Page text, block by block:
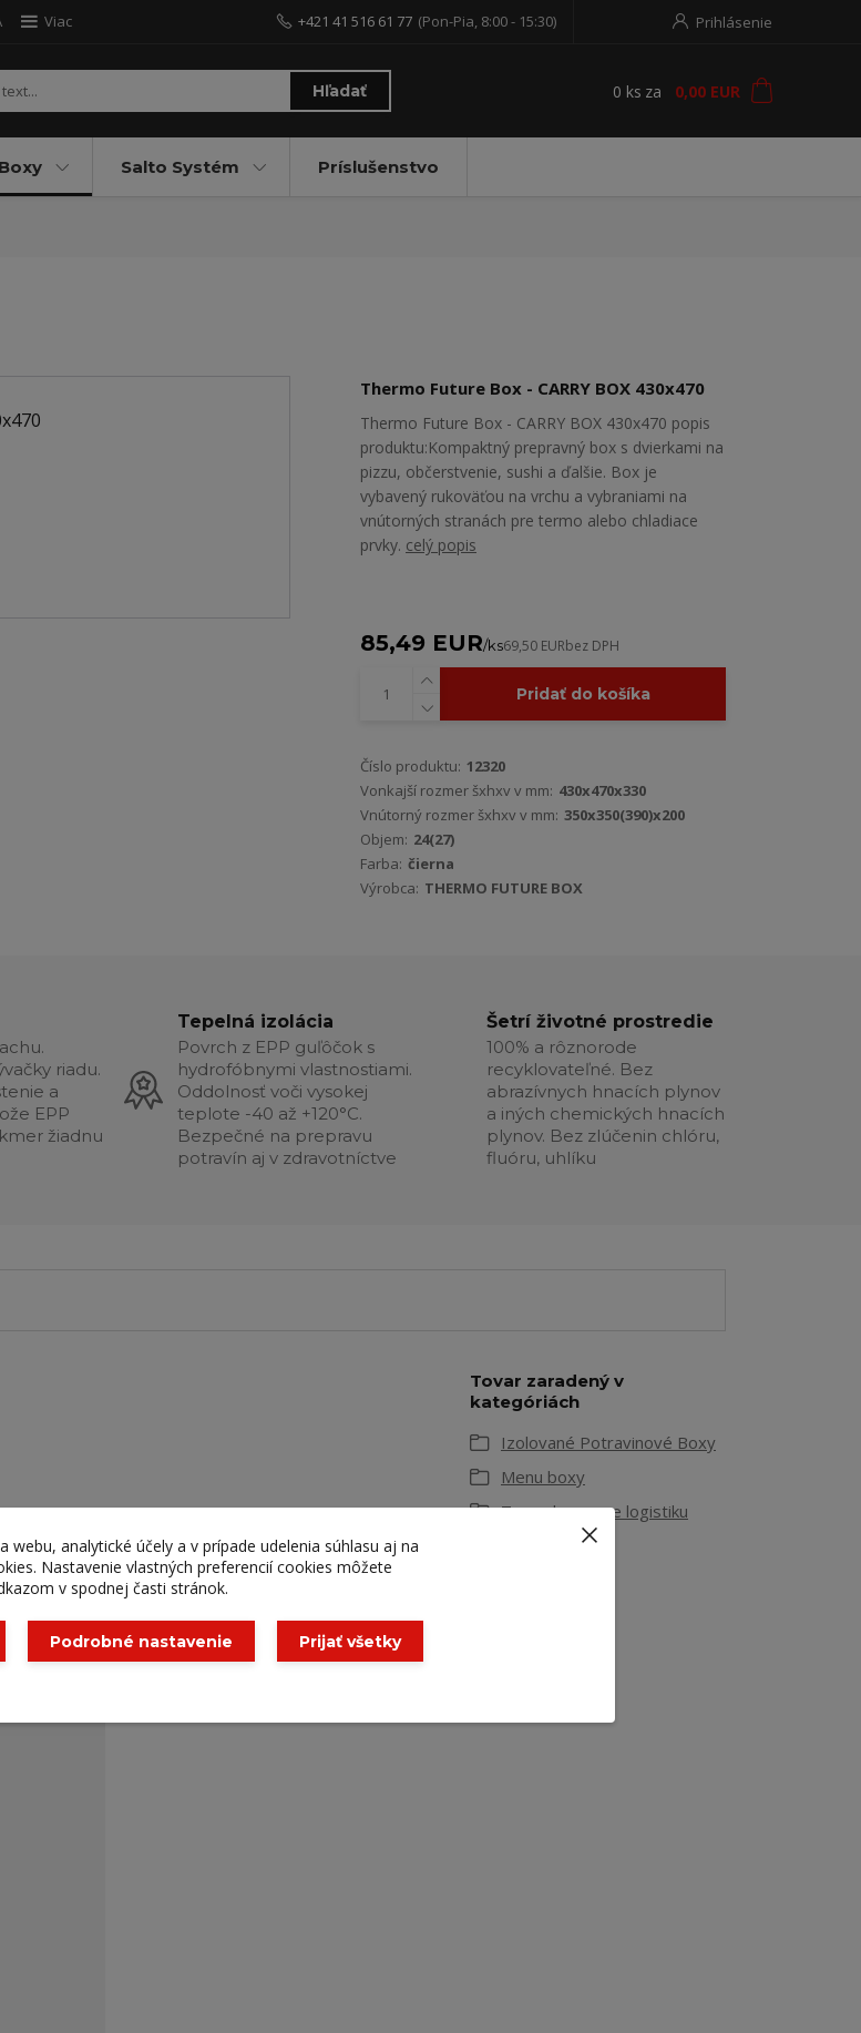
Viac Prihlásenie
Hľadať
+421 41 516 61 77 (Pon-Pia, 8:00 - 15:30)
0 ks za 0,00 EUR
Salto Systém Príslušenstvo
Thermo Future Box - CARRY BOX 430x470
Thermo Future Box - CARRY BOX 430x470 popis
produktu:Kompaktný prepravný box s dvierkami na
pizzu, občerstvenie, sushi a ďalšie. Box je
vybavený rukoväťou na vrchu a vybraniami na
vnútorných stranách pre termo alebo chladiace
prvky. celý popis
85,49 EUR/ks69,50 EURbez DPH
Pridať do košíka
Číslo produktu: 12320
Vonkajší rozmer šxhxv v mm: 430x470x330
Vnútorný rozmer šxhxv v mm: 350x350(390)x200
Objem: 24(27)
Farba: čierna
Výrobca: THERMO FUTURE BOX
riadu.
a
EPP
žiadnu
Tepelná izolácia
Povrch z EPP guľôčok s
hydrofóbnymi vlastnostiami.
Oddolnosť voči vysokej
teplote -40 až +120°C.
Bezpečné na prepravu
potravín aj v zdravotníctve
Šetrí životné prostredie
100% a rôznorode
recyklovateľné. Bez
abrazívnych hnacích plynov
a iných chemických hnacích
plynov. Bez zlúčenin chlóru,
fluóru, uhlíku
a ďalšie.Box je vybavený rukoväťou na vrchu a
Tovar zaradený v
kategóriách
Izolované Potravinové Boxy
Menu boxy
Termoboxy pre logistiku
analytické účely a v prípade udelenia súhlasu aj na
Nastavenie vlastných preferencií cookies môžete
v spodnej časti stránok.
Podrobné nastavenie Prijať všetky